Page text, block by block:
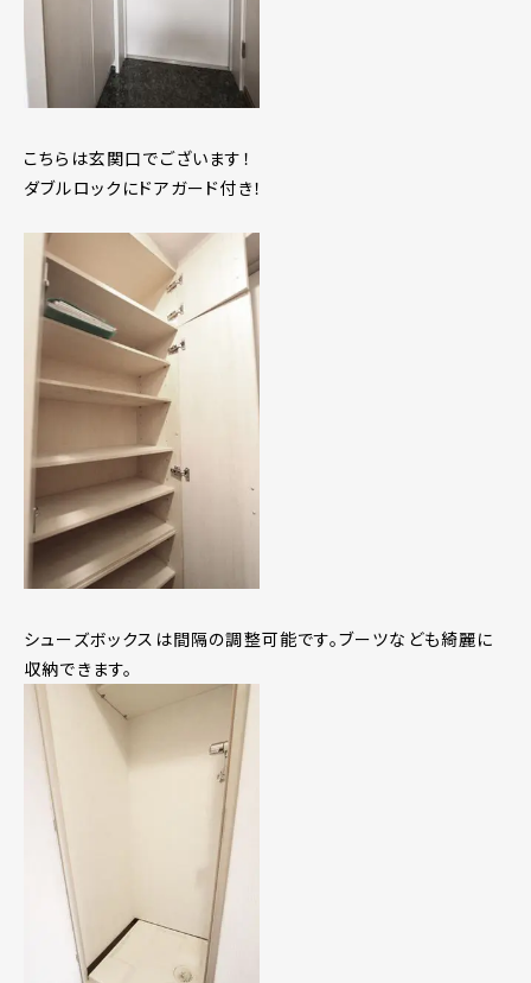
こちらは玄関口でございます！
ダブルロックにドアガード付き！
シューズボックスは間隔の調整可能です。ブーツなども綺麗に
収納できます。